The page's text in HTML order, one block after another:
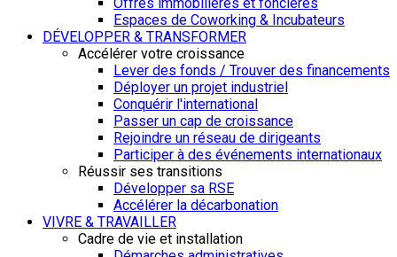
Offres immobilières et foncières
Espaces de Coworking & Incubateurs
DÉVELOPPER & TRANSFORMER
Accélérer votre croissance
Lever des fonds / Trouver des financements
Déployer un projet industriel
Conquérir l'international
Passer un cap de croissance
Rejoindre un réseau de dirigeants
Participer à des événements internationaux
Réussir ses transitions
Développer sa RSE
Accélérer la décarbonation
VIVRE & TRAVAILLER
Cadre de vie et installation